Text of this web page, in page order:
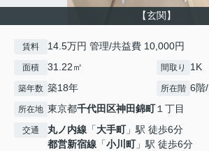
【玄関】
賃料 14.5万円 管理/共益費 10,000円
面積 31.22㎡ 間取り 1K
築年数 築18年 所在階 6階
所在地 東京都千代田区神田錦町１丁目
交通 丸ノ内線 「大手町」駅 徒歩6分
都営新宿線 「小川町」駅 徒歩6分